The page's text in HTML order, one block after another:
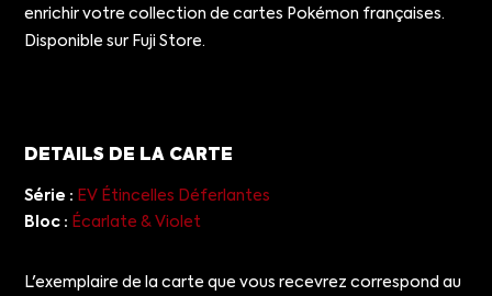
enrichir votre collection de cartes Pokémon françaises.
Disponible sur Fuji Store.
DETAILS DE LA CARTE
Série : EV Étincelles Déferlantes
Bloc : Écarlate & Violet
L'exemplaire de la carte que vous recevrez correspond au